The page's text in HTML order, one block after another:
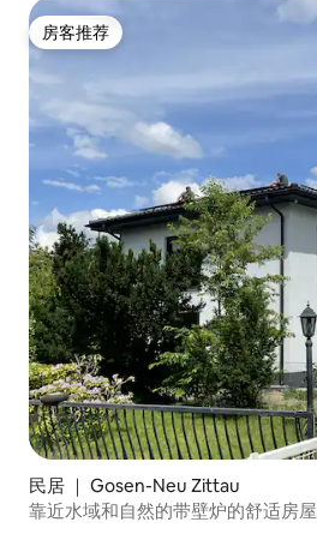
房客推荐
房客推荐
民居 ｜ Gosen-Neu Zittau
靠近水域和自然的带壁炉的舒适房屋